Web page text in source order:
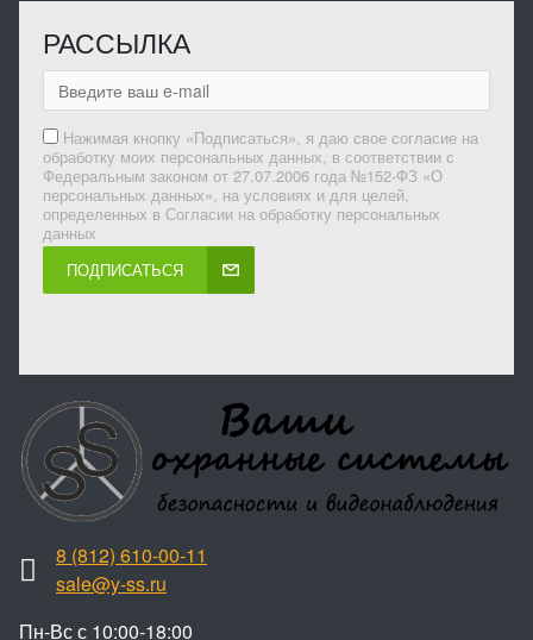
РАССЫЛКА
Нажимая кнопку «Подписаться», я даю свое согласие на
обработку моих персональных данных, в соответствии с
Федеральным законом от 27.07.2006 года №152-ФЗ «О
персональных данных», на условиях и для целей,
определенных в Согласии на обработку персональных
данных
ПОДПИСАТЬСЯ
8 (812) 610-00-11
sale@y-ss.ru
Пн-Вс с 10:00-18:00